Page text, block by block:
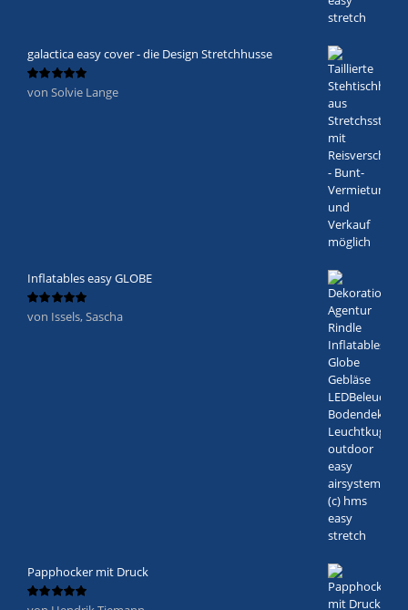
galactica easy cover - die Design Stretchhusse
Bewertet
von Solvie Lange
Inflatables easy GLOBE
Bewertet
von Issels, Sascha
Papphocker mit Druck